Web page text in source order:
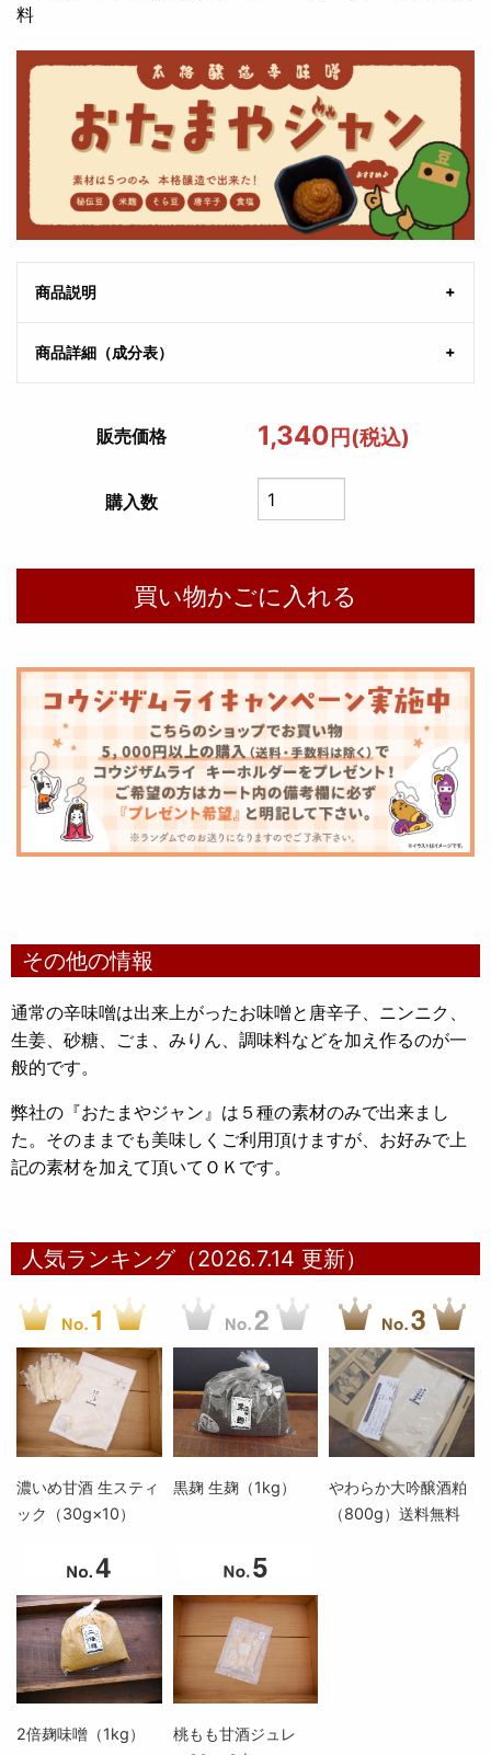
料
商品説明
商品詳細（成分表）
販売価格 1,340円(税込)
購入数
その他の情報
通常の辛味噌は出来上がったお味噌と唐辛子、ニンニク、
生姜、砂糖、ごま、みりん、調味料などを加え作るのが一
般的です。
弊社の『おたまやジャン』は５種の素材のみで出来まし
た。そのままでも美味しくご利用頂けますが、お好みで上
記の素材を加えて頂いてＯＫです。
人気ランキング（2026.7.14 更新）
濃いめ甘酒 生スティ
ック（30g×10）
黒麹 生麹（1kg）
やわらか大吟醸酒粕
（800g）送料無料
2倍麹味噌（1kg）
桃もも甘酒ジュレ